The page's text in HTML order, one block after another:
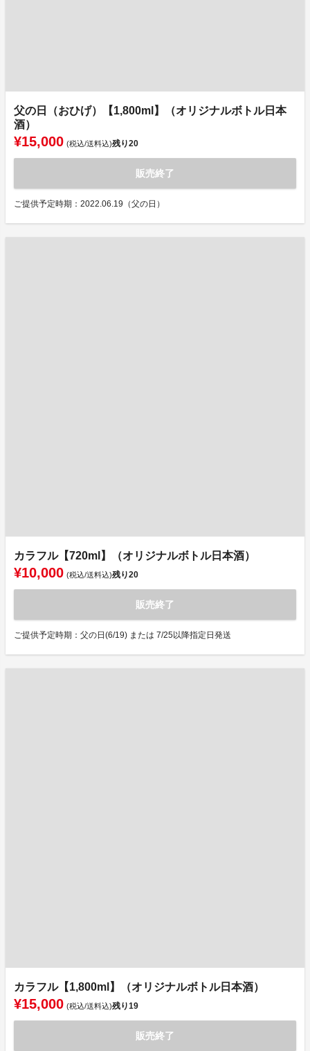
父の日（おひげ）【1,800ml】（オリジナルボトル日本
酒）
¥15,000 (税込/送料込)残り20
販売終了
ご提供予定時期：2022.06.19（父の日）
カラフル【720ml】（オリジナルボトル日本酒）
¥10,000 (税込/送料込)残り20
販売終了
ご提供予定時期：父の日(6/19) または 7/25以降指定日発送
カラフル【1,800ml】（オリジナルボトル日本酒）
¥15,000 (税込/送料込)残り19
販売終了